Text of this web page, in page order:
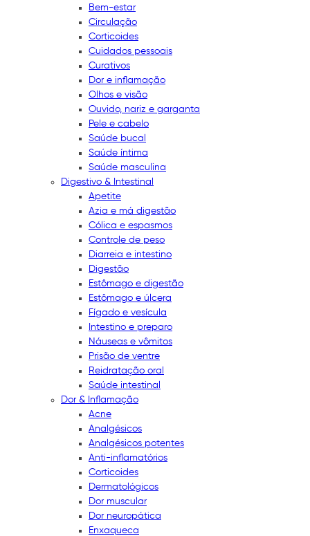
Bem-estar
Circulação
Corticoides
Cuidados pessoais
Curativos
Dor e inflamação
Olhos e visão
Ouvido, nariz e garganta
Pele e cabelo
Saúde bucal
Saúde íntima
Saúde masculina
Digestivo & Intestinal
Apetite
Azia e má digestão
Cólica e espasmos
Controle de peso
Diarreia e intestino
Digestão
Estômago e digestão
Estômago e úlcera
Fígado e vesícula
Intestino e preparo
Náuseas e vômitos
Prisão de ventre
Reidratação oral
Saúde intestinal
Dor & Inflamação
Acne
Analgésicos
Analgésicos potentes
Anti-inflamatórios
Corticoides
Dermatológicos
Dor muscular
Dor neuropática
Enxaqueca